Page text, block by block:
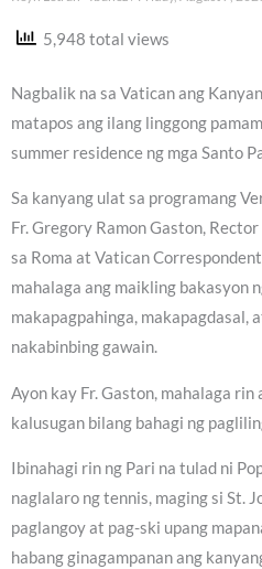
5,948 total views
Nagbalik na sa Vatican ang
matapos ang ilang linggong
summer residence ng mga Santo
Sa kanyang ulat sa programang
Fr. Gregory Ramon Gaston,
sa Roma at Vatican
mahalaga ang maikling bakasyon
makapagpahinga, makapagdasal,
nakabinbing gawain.
Ayon kay Fr. Gaston, mahalaga rin
kalusugan bilang bahagi ng
Ibinahagi rin ng Pari na tulad ni
naglalaro ng tennis, maging si St.
paglangoy at pag-ski upang
habang ginagampanan ang